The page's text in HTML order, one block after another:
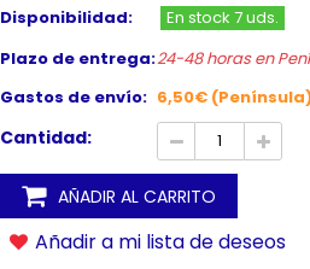
Disponibilidad:
En stock 7 uds.
Plazo de entrega:24-48 horas en
Gastos de envío: 6,50€
Cantidad:
AÑADIR AL CARRITO
Añadir a mi lista de deseos